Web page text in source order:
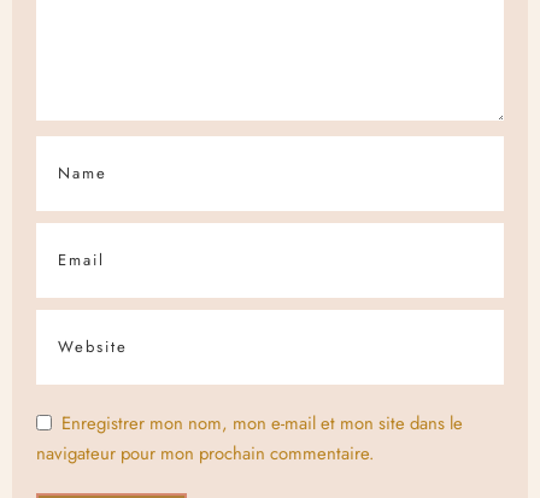
Enregistrer mon nom, mon e-mail et mon site dans le
navigateur pour mon prochain commentaire.